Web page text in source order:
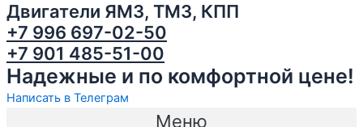
Двигатели ЯМЗ, ТМЗ, КПП
+7 996 697-02-50
+7 901 485-51-00
Надежные и по комфортной цене!
Написать в Телеграм
Меню